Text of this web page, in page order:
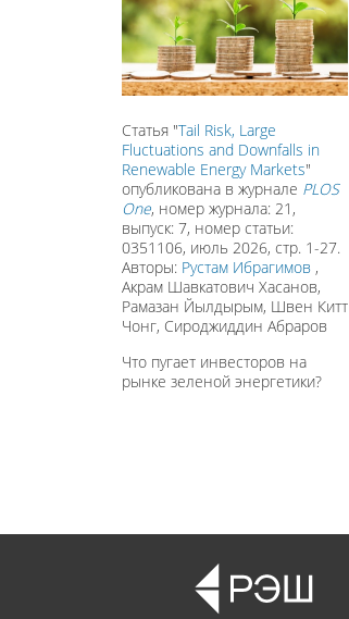
Статья "Tail Risk, Large
Fluctuations and Downfalls in
Renewable Energy Markets"
опубликована в журнале PLOS
One, номер журнала: 21,
выпуск: 7, номер статьи:
0351106, июль 2026, стр. 1-27.
Авторы: Рустам Ибрагимов ,
Акрам Шавкатович Хасанов,
Рамазан Йылдырым, Швен Китт
Чонг, Сироджиддин Абраров
Что пугает инвесторов на
рынке зеленой энергетики?